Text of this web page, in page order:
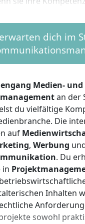
Bachelor Medien-
benötigst
(Abitur),
Hochschulreife
mindestens
Berufsausbildung
Jahre
an einer
dich im
Medien- und
an der
du vielfältige
Die
auf
, Werbung
. Du
in
Inhalten
sowohl